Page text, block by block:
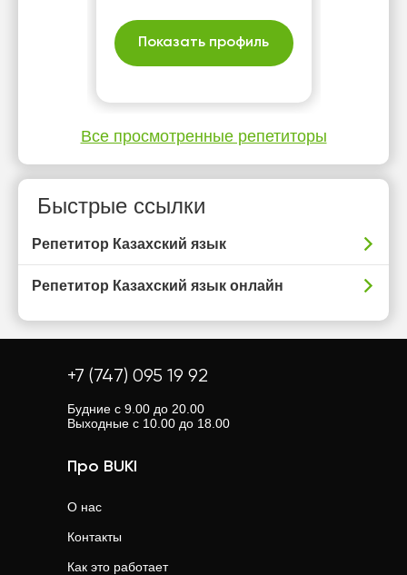
Показать профиль
Все просмотренные репетиторы
Быстрые ссылки
Репетитор Казахский язык
Репетитор Казахский язык онлайн
+7 (747) 095 19 92
Будние с 9.00 до 20.00
Выходные с 10.00 до 18.00
Про BUKI
О нас
Контакты
Как это работает